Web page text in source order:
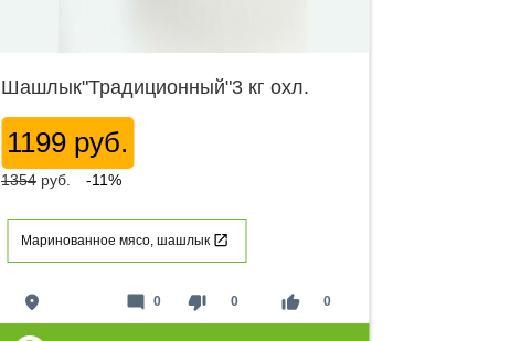
Шашлык"Традиционный"3 кг охл.
1199 руб.
1354 руб. -11%
Маринованное мясо, шашлык
place thumb_down 0 thumb_up 0
mode_comment 0